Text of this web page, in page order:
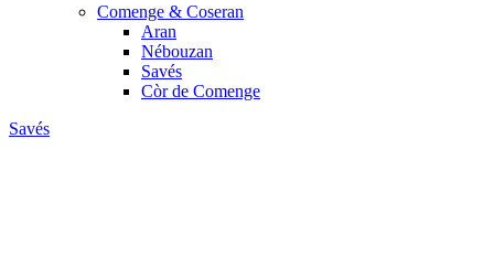
Comenge & Coseran
Aran
Nébouzan
Savés
Còr de Comenge
Savés